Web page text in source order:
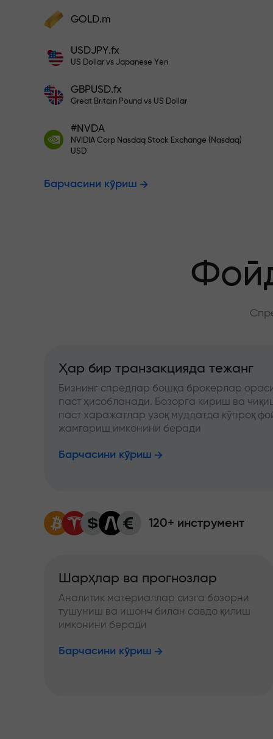
Ҳисобни тўлдиринг ва
бонус олинг. X1000 хато эмас. Депозит
қанча катта бўлса, мультипликатор
Ҳисобингизни $333 билан
Рисксиз
фойдангиз
X1000 гача
GOLD.m
USDJPY.fx
US Dollar vs Japanese Yen
GBPUSD.fx
Great Britain Pound vs US Dollar
#NVDA
NVIDIA Corp Nasdaq Stock Exchange (Nasdaq)
USD
Барчасини кўриш
Ҳар бир транзакцияда тежанг
Бизнинг спредлар бошқа брокерлар
паст ҳисобланади. Бозорга кириш ва
паст харажатлар узоқ муддатда кўпроқ
жамғариш имконини беради
Барчасини кўриш
120+ инструмент
Шарҳлар ва прогнозлар
Аналитик материаллар сизга бозорни
тушуниш ва ишонч билан савдо қилиш
имконини беради
Барчасини кўриш